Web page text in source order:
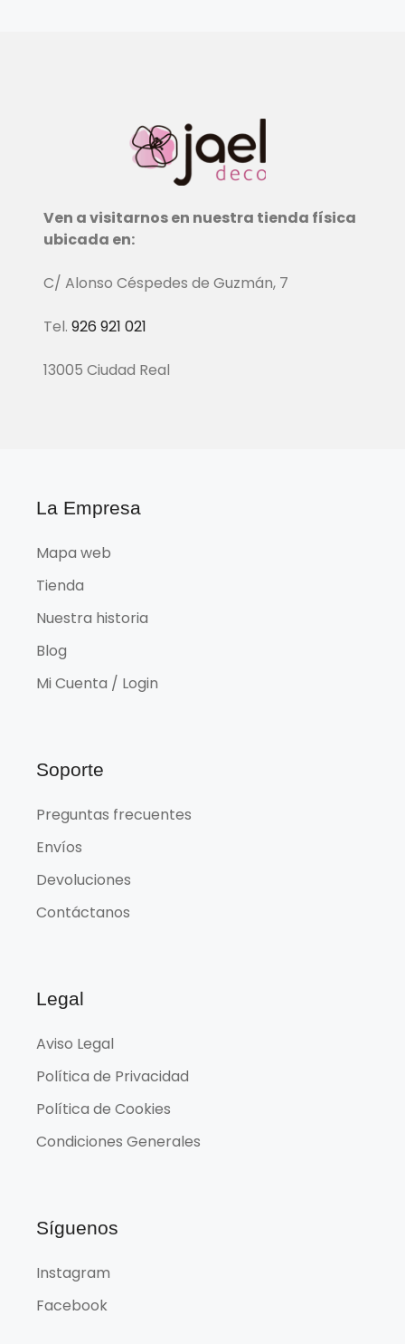
Ven a visitarnos en nuestra tienda física
ubicada en:
C/ Alonso Céspedes de Guzmán, 7
Tel. 926 921 021
13005 Ciudad Real
La Empresa
Mapa web
Tienda
Nuestra historia
Blog
Mi Cuenta / Login
Soporte
Preguntas frecuentes
Envíos
Devoluciones
Contáctanos
Legal
Aviso Legal
Política de Privacidad
Política de Cookies
Condiciones Generales
Síguenos
Instagram
Facebook